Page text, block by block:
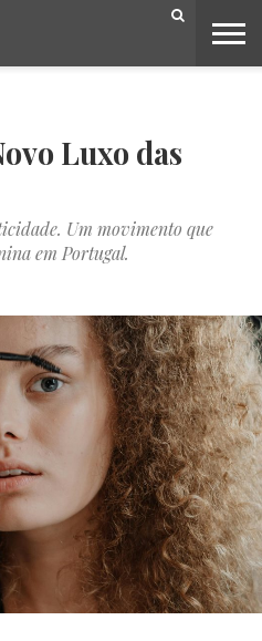
Luxo das
Um movimento que
em Portugal.